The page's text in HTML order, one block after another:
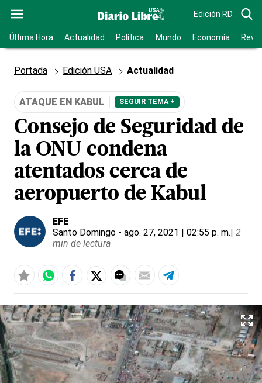
Edición RD
Última Hora Actualidad Política Mundo Economía
Portada Edición USA Actualidad
ATAQUE EN KABUL SEGUIR TEMA +
Consejo de Seguridad de
la ONU condena
atentados cerca de
aeropuerto de Kabul
EFE
Santo Domingo - ago. 27, 2021 | 02:55 p. m.| 2
min de lectura